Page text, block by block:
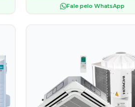
Fale pelo WhatsApp